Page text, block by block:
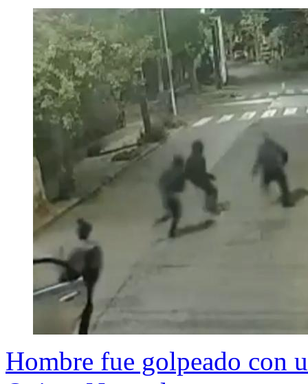
Hombre fue golpeado con